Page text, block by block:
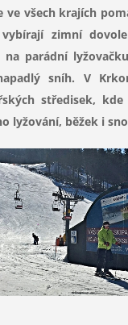
ve všech krajích
zimní
na parádní
sníh. V
středisek,
lyžování, běžek i